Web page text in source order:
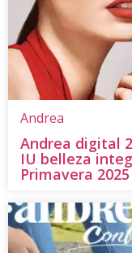
Andrea
Andrea digital
IU belleza
Primavera 2025